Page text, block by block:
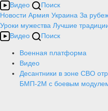
Видео
Поиск
Новости Армия Украина За
Уроки мужества Лучшие
Видео
Поиск
Военная платформа
Видео
Десантники в зоне СВО
БМП-2М с боевым